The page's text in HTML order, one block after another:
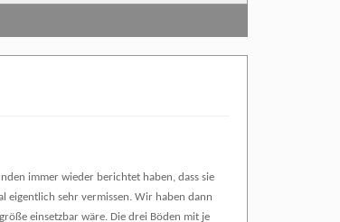
immer wieder berichtet haben, dass sie
eigentlich sehr vermissen. Wir haben dann
einsetzbar wäre. Die drei Böden mit je